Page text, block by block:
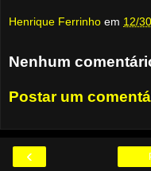
Henrique Ferrinho em 12/
Nenhum
Postar um
‹